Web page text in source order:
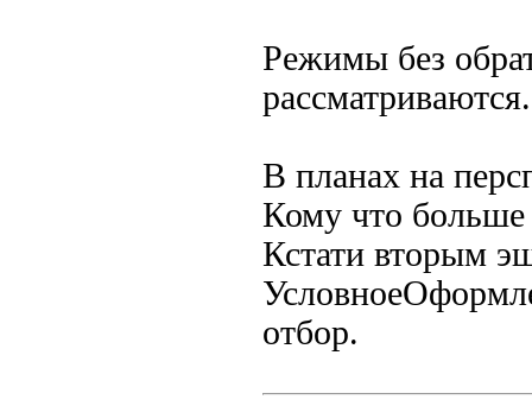
Режимы без
рассматриваются.
В планах на
Кому что больше
Кстати вторым
отбор.